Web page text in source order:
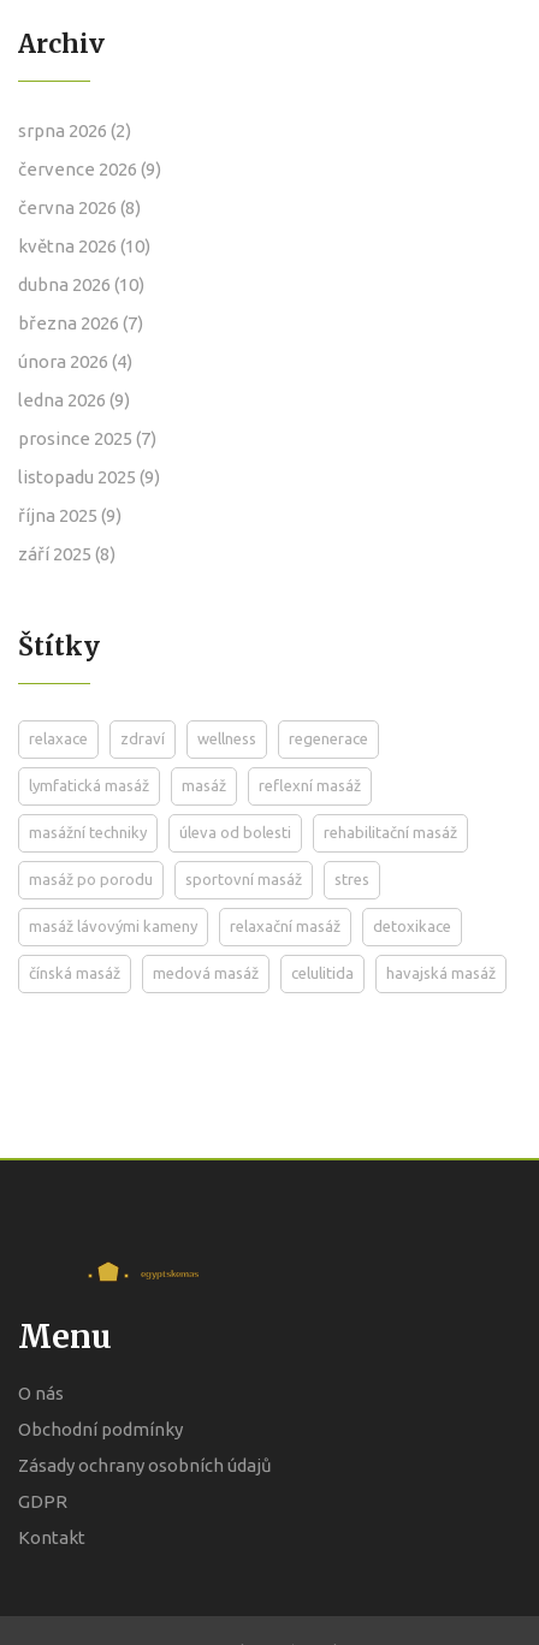
Archiv
srpna 2026 (2)
července 2026 (9)
června 2026 (8)
května 2026 (10)
dubna 2026 (10)
března 2026 (7)
února 2026 (4)
ledna 2026 (9)
prosince 2025 (7)
listopadu 2025 (9)
října 2025 (9)
září 2025 (8)
Štítky
relaxace zdraví wellness regenerace
lymfatická masáž masáž reflexní masáž
masážní techniky úleva od bolesti rehabilitační masáž
masáž po porodu sportovní masáž stres
masáž lávovými kameny relaxační masáž detoxikace
čínská masáž medová masáž celulitida havajská masáž
Menu
O nás
Obchodní podmínky
Zásady ochrany osobních údajů
GDPR
Kontakt